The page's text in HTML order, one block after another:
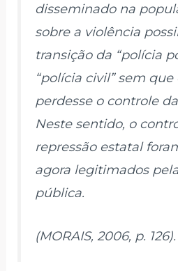
disseminado na
sobre a violência
transição da “polícia
“polícia civil” sem que
perdesse o controle
Neste sentido, o
repressão estatal
agora legitimados
pública.
(MORAIS, 2006, p. 126).